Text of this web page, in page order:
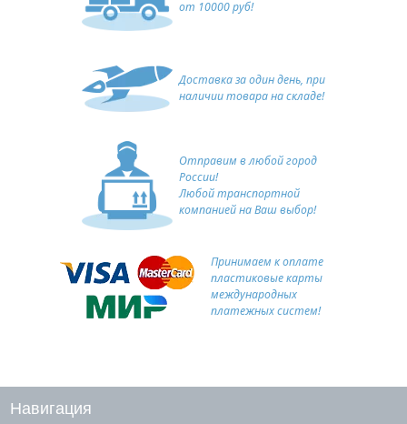
от 10000 руб!
Доставка за один день, при
наличии товара на складе!
Отправим в любой город
России!
Любой транспортной
компанией на Ваш выбор!
Принимаем к оплате
пластиковые карты
международных
платежных систем!
Навигация